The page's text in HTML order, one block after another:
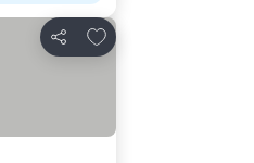
Jaa
Lisää suosikkeihin